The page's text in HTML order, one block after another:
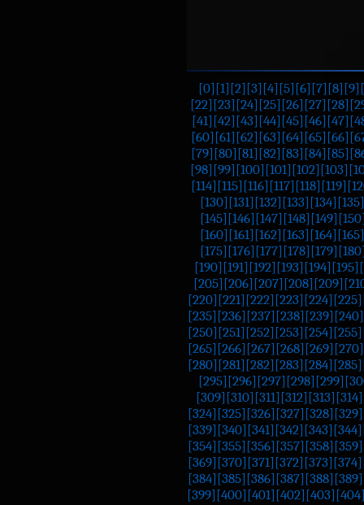
[0] [1] [2] [3] [4] [5] [6] [7] [8] [9]
[22] [23] [24] [25] [26] [27] [28]
[41] [42] [43] [44] [45] [46] [47]
[60] [61] [62] [63] [64] [65] [66]
[79] [80] [81] [82] [83] [84] [85]
[98] [99] [100] [101] [102] [103]
[114] [115] [116] [117] [118] [119]
[130] [131] [132] [133] [134] [135]
[145] [146] [147] [148] [149]
[160] [161] [162] [163] [164] [165]
[175] [176] [177] [178] [179]
[190] [191] [192] [193] [194] [195]
[205] [206] [207] [208] [209]
[220] [221] [222] [223] [224] [225]
[235] [236] [237] [238] [239] [240]
[250] [251] [252] [253] [254] [255]
[265] [266] [267] [268] [269] [270]
[280] [281] [282] [283] [284] [285]
[295] [296] [297] [298] [299]
[309] [310] [311] [312] [313] [314]
[324] [325] [326] [327] [328] [329]
[339] [340] [341] [342] [343] [344]
[354] [355] [356] [357] [358] [359]
[369] [370] [371] [372] [373] [374]
[384] [385] [386] [387] [388] [389]
[399] [400] [401] [402] [403]